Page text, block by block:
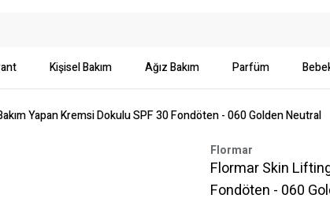
Kişisel Bakım Ağız Bakım Parfüm
Yapan Kremsi Dokulu SPF 30 Fondöten - 060 Golden Neutral
Flormar
Flormar Skin Lifting
Fondöten - 060